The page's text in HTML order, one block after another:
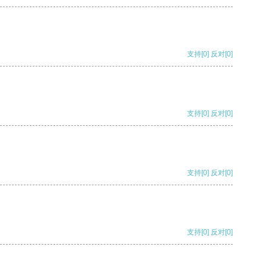
支持[0] 反对[0]
支持[0] 反对[0]
支持[0] 反对[0]
支持[0] 反对[0]